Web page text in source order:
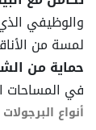
والوظيفي
لمسة من
حماية من
في المساحات
أنواع